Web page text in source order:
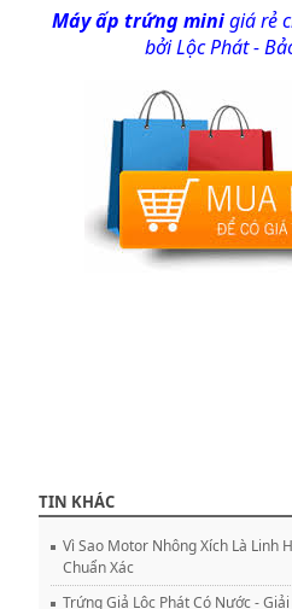
Máy ấp trứng minigiá rẻ
bởi Lộc Phát -
TIN KHÁC
Vì Sao Motor Nhông Xích Là Linh
Chuẩn Xác
Trứng Giả Lộc Phát Có Nước -